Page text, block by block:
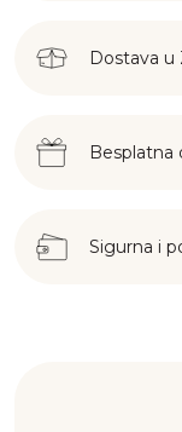
Dostava u
Besplatna
Sigurna i